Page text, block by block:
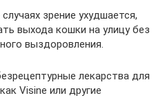
зрение ухудшается,
выхода кошки на улицу без
выздоровления.
лекарства для
Visine или другие